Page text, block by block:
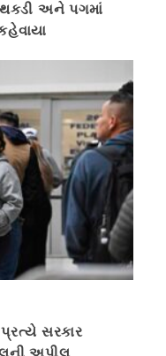
અને પગમાં
સરકાર
અપીલ